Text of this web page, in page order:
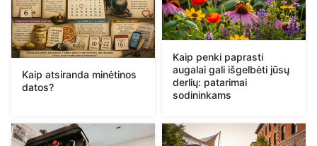
Kaip atsiranda minėtinos
datos?
Kaip penki paprasti
augalai gali išgelbėti jūsų
derlių: patarimai
sodininkams